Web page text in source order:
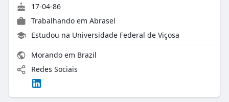
17-04-86
Trabalhando em Abrasel
Estudou na Universidade Federal de Viçosa
Morando em Brazil
Redes Sociais